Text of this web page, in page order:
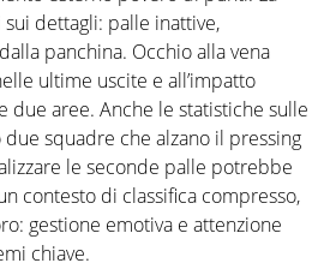
dettagli: palle inattive,
panchina. Occhio alla vena
ultime uscite e all’impatto
due aree. Anche le statistiche sulle
squadre che alzano il pressing
le seconde palle potrebbe
contesto di classifica compresso,
gestione emotiva e attenzione
chiave.